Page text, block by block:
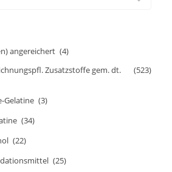
angereichert (4)
Zusatzstoffe gem. dt.
(523)
Gelatine (3)
(34)
(22)
(25)